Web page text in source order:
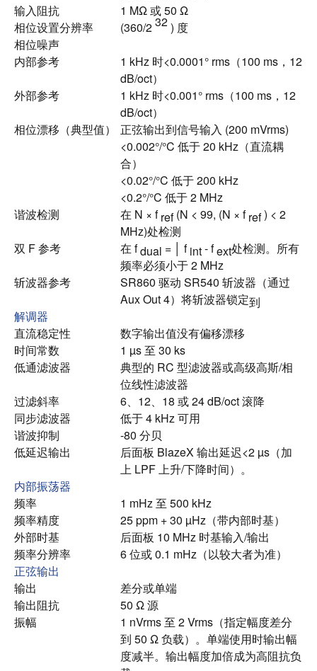
输入阻抗
1 MΩ 或 50 Ω
相位设置分辨率
(360/232) 度
相位噪声
内部参考
1 kHz 时<0.0001° rms（100 ms，12
dB/oct）
外部参考
1 kHz 时<0.001° rms（100 ms，12
dB/oct）
相位漂移（典型值）
正弦输出到信号输入 (200 mVrms)
<0.002°/°C 低于 20 kHz（直流耦
合）
<0.02°/°C 低于 200 kHz
<0.2°/°C 低于 2 MHz
谐波检测
在 N × fref(N < 99, (N × fref) < 2
MHz)处检测
双 F 参考
在 fdual = │ fint- fext处检测。 所有
频率必须小于 2 MHz
斩波器参考
SR860 驱动 SR540 斩波器（通过
Aux Out 4）将斩波器锁定到
解调器
直流稳定性
数字输出值没有偏移漂移
时间常数
1 µs 至 30 ks
低通滤波器
典型的 RC 型滤波器或高级高斯/相
位线性滤波器
过滤斜率
6、12、18 或 24 dB/oct 滚降
同步滤波器
低于 4 kHz 可用
谐波抑制
-80 分贝
低延迟输出
后面板 BlazeX 输出延迟<2 µs（加
上 LPF 上升/下降时间）。
内部振荡器
频率
1 mHz 至 500 kHz
频率精度
25 ppm + 30 µHz（带内部时基）
外部时基
后面板 10 MHz 时基输入/输出
频率分辨率
6 位或 0.1 mHz（以较大者为准）
正弦输出
输出
差分或单端
输出阻抗
50 Ω 源
振幅
1 nVrms 至 2 Vrms（指定幅度差分
到 50 Ω 负载）。 单端使用时输出幅
度减半。 输出幅度加倍成为高阻抗负